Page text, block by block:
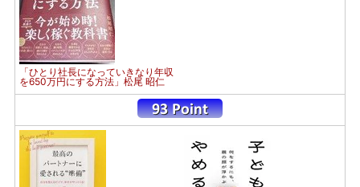
「ひとり社長になっていきなり年収
を650万円にする方法」松尾 昭仁